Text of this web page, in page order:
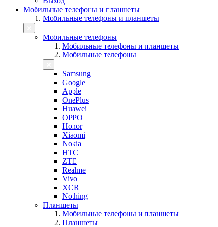
Мобильные телефоны и планшеты
Мобильные телефоны и планшеты
Мобильные телефоны
Мобильные телефоны и планшеты
Мобильные телефоны
Samsung
Google
Apple
OnePlus
Huawei
OPPO
Honor
Xiaomi
Nokia
HTC
ZTE
Realme
Vivo
XOR
Nothing
Планшеты
Мобильные телефоны и планшеты
Планшеты